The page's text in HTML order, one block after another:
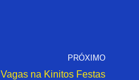
PRÓXIMO
Vagas na Kinitos Festas